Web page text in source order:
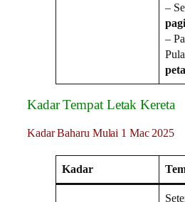
–
–
Kadar Tempat Letak Kereta
Kadar Baharu Mulai 1 Mac 2025
Kadar